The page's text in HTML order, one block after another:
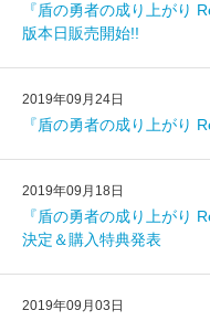
『盾の勇者の成り上がり
版本日販売開始!!
2019年09月24日
『盾の勇者の成り上がり
2019年09月18日
『盾の勇者の成り上がり
決定＆購入特典発表
2019年09月03日